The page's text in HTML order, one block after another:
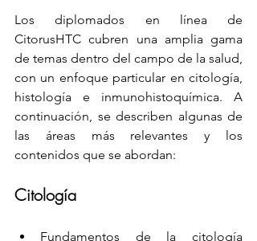
Los diplomados en línea de
CitorusHTC cubren una amplia gama
de temas dentro del campo de la salud,
con un enfoque particular en citología,
histología e inmunohistoquímica. A
continuación, se describen algunas de
las áreas más relevantes y los
contenidos que se abordan:
Citología
Fundamentos de la citología